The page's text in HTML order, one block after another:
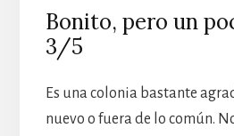
Bonito, pero un
3/5
Es una colonia bastante
nuevo o fuera de lo común.